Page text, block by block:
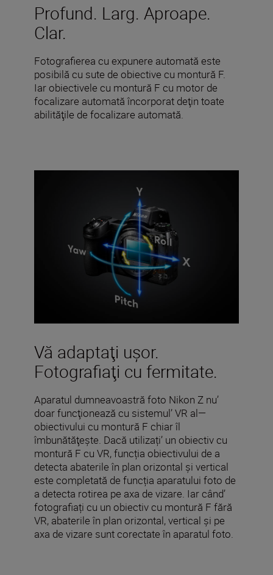
Profund. Larg. Aproape.
Clar.
Fotografierea cu expunere automată este
posibilă cu sute de obiective cu montură F.
Iar obiectivele cu montură F cu motor de
focalizare automată încorporat deţin toate
abilităţile de focalizare automată.
Vă adaptaţi uşor.
Fotografiaţi cu fermitate.
Aparatul dumneavoastră foto Nikon Z nu’
doar funcţionează cu sistemul’ VR al—
obiectivului cu montură F chiar îl
îmbunătăţeşte. Dacă utilizați’ un obiectiv cu
montură F cu VR, funcția obiectivului de a
detecta abaterile în plan orizontal și vertical
este completată de funcția aparatului foto de
a detecta rotirea pe axa de vizare. Iar când’
fotografiați cu un obiectiv cu montură F fără
VR, abaterile în plan orizontal, vertical și pe
axa de vizare sunt corectate în aparatul foto.